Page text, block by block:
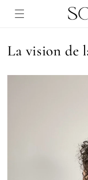
passer
au
La vision de